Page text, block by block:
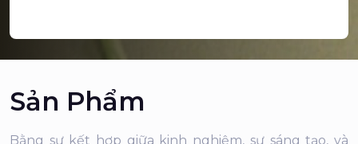
Sản Phẩm
Bằng sự kết hợp giữa kinh nghiệm, sự sáng tạo, và